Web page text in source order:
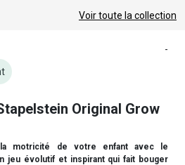
Voir toute la collection
-
Original Grow
la motricité de votre enfant avec le
jeu évolutif et inspirant qui fait bouger